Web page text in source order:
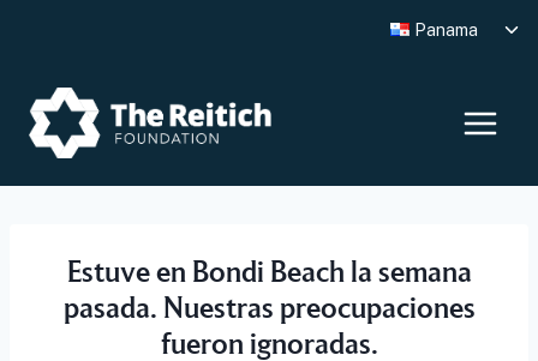
Panama
Estuve en Bondi Beach la semana
pasada. Nuestras preocupaciones
fueron ignoradas.